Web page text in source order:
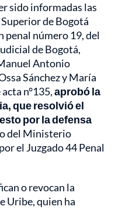
sido informadas las
de Bogotá
penal número 19, del
de Bogotá,
Antonio
Sánchez y María
n°135,aprobó la
que resolvió el
por la defensa
del Ministerio
el Juzgado 44 Penal
o revocan la
Uribe, quien ha